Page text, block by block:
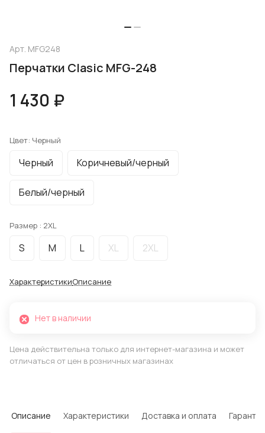
Арт. MFG248
Перчатки Clasic MFG-248
1 430 ₽
Цвет: Черный
Черный Коричневый/черный
Белый/черный
Размер : 2XL
S M L XL 2XL
ХарактеристикиОписание
Нет в наличии
Цена действительна только для интернет-магазина и может
отличаться от цен в розничных магазинах
Описание Характеристики Доставка и оплата